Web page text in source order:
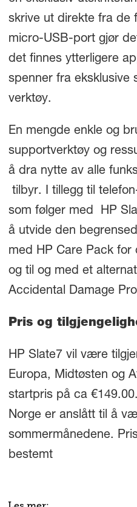
skrive ut direkte fra de
micro-USB-port gjør
det finnes ytterligere
spenner fra eksklusive
verktøy.
En mengde enkle og
supportverktøy og
å dra nytte av alle
tilbyr. I tillegg til
som følger med HP
å utvide den
med HP Care Pack
og til og med et
Accidental Damage
Pris og
HP Slate7 vil være
Europa, Midtøsten og
startpris på ca
Norge er anslått til å
sommermånedene.
bestemt